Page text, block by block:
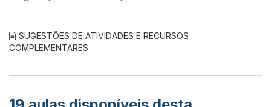
SUGESTÕES DE ATIVIDADES E RECURSOS
COMPLEMENTARES